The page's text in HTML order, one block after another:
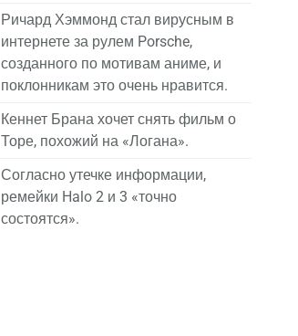
Ричард Хэммонд стал вирусным в
интернете за рулем Porsche,
созданного по мотивам аниме, и
поклонникам это очень нравится.
Кеннет Брана хочет снять фильм о
Торе, похожий на «Логана».
Согласно утечке информации,
ремейки Halo 2 и 3 «точно
состоятся».